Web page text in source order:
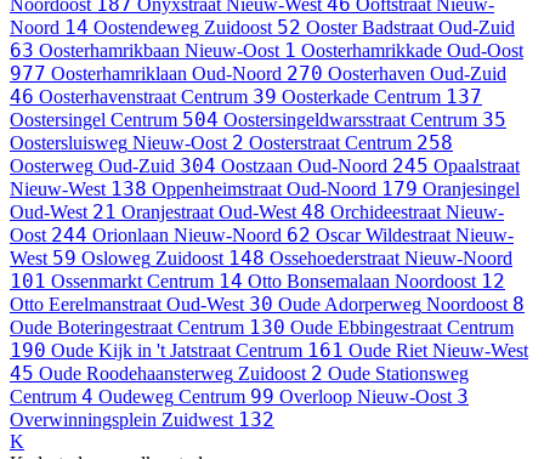
Noordoost 187 Onyxstraat Nieuw-West 46 Ooftstraat Nieuw-
Noord 14 Oostendeweg Zuidoost 52 Ooster Badstraat Oud-Zuid
63 Oosterhamrikbaan Nieuw-Oost 1 Oosterhamrikkade Oud-Oost
977 Oosterhamriklaan Oud-Noord 270 Oosterhaven Oud-Zuid
46 Oosterhavenstraat Centrum 39 Oosterkade Centrum 137
Oostersingel Centrum 504 Oostersingeldwarsstraat Centrum 35
Oostersluisweg Nieuw-Oost 2 Oosterstraat Centrum 258
Oosterweg Oud-Zuid 304 Oostzaan Oud-Noord 245 Opaalstraat
Nieuw-West 138 Oppenheimstraat Oud-Noord 179 Oranjesingel
Oud-West 21 Oranjestraat Oud-West 48 Orchideestraat Nieuw-
Oost 244 Orionlaan Nieuw-Noord 62 Oscar Wildestraat Nieuw-
West 59 Osloweg Zuidoost 148 Ossehoederstraat Nieuw-Noord
101 Ossenmarkt Centrum 14 Otto Bonsemalaan Noordoost 12
Otto Eerelmanstraat Oud-West 30 Oude Adorperweg Noordoost 8
Oude Boteringestraat Centrum 130 Oude Ebbingestraat Centrum
190 Oude Kijk in 't Jatstraat Centrum 161 Oude Riet Nieuw-West
45 Oude Roodehaansterweg Zuidoost 2 Oude Stationsweg
Centrum 4 Oudeweg Centrum 99 Overloop Nieuw-Oost 3
Overwinningsplein Zuidwest 132
K